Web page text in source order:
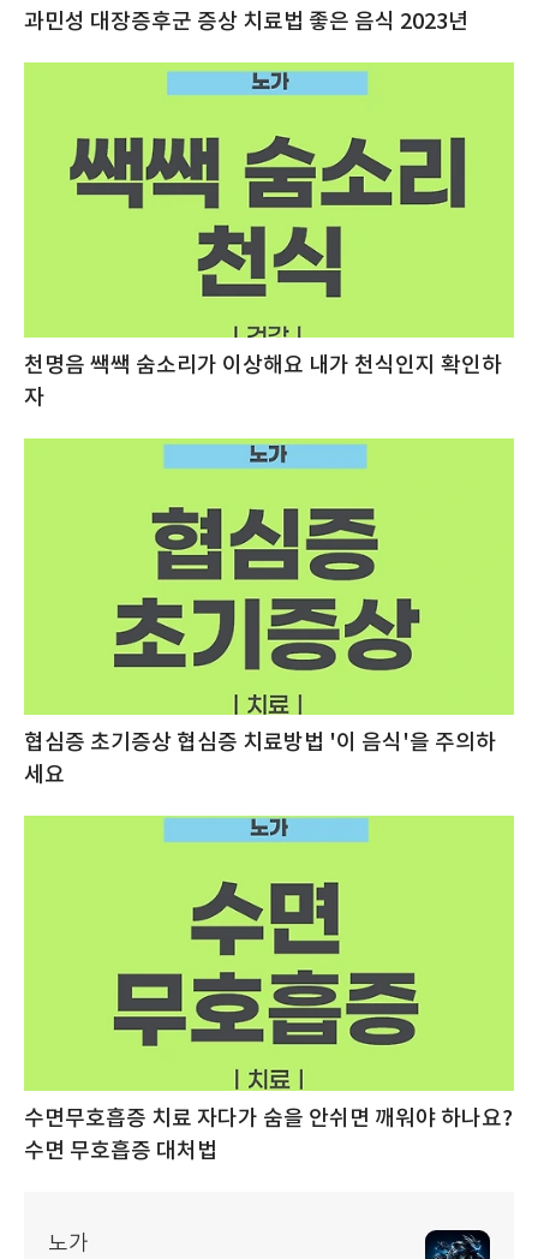
과민성 대장증후군 증상 치료법 좋은 음식 2023년
천명음 쌕쌕 숨소리가 이상해요 내가 천식인지 확인하
자
협심증 초기증상 협심증 치료방법 '이 음식'을 주의하
세요
수면무호흡증 치료 자다가 숨을 안쉬면 깨워야 하나요?
수면 무호흡증 대처법
노가